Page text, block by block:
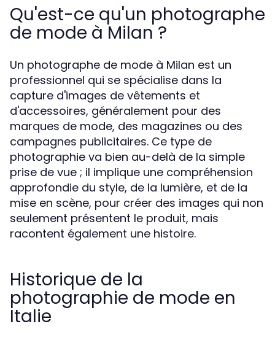
Qu'est-ce qu'un photographe
de mode à Milan ?
Un photographe de mode à Milan est un
professionnel qui se spécialise dans la
capture d'images de vêtements et
d'accessoires, généralement pour des
marques de mode, des magazines ou des
campagnes publicitaires. Ce type de
photographie va bien au-delà de la simple
prise de vue ; il implique une compréhension
approfondie du style, de la lumière, et de la
mise en scène, pour créer des images qui non
seulement présentent le produit, mais
racontent également une histoire.
Historique de la
photographie de mode en
Italie